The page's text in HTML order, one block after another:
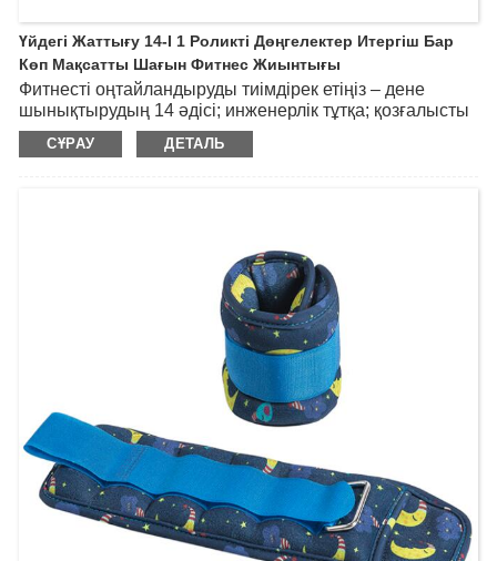
Үйдегі Жаттығу 14-І 1 Роликті Дөңгелектер Итергіш Бар
Көп Мақсатты Шағын Фитнес Жиынтығы
Фитнесті оңтайландыруды тиімдірек етіңіз – дене
шынықтырудың 14 әдісі; инженерлік тұтқа; қозғалысты
өшіру; тұрақтылық пен қауіпсіздік; ерлер мен әйелдер
үшін; сырғанауға және тозуға төзімді.
СҰРАУ ДЕТАЛЬ